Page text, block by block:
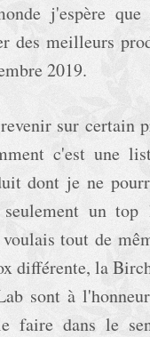
j'espère
des meilleurs
2019.
sur certain
c'est une
dont je ne
un
tout de
différente, la
sont à
faire dans le